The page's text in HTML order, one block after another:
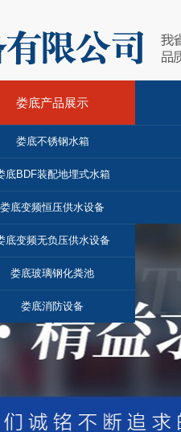
娄底产品展示
娄底不锈钢水箱
底BDF装配地埋式水箱
娄底变频恒压供水设备
底变频无负压供水设备
娄底玻璃钢化粪池
娄底消防设备